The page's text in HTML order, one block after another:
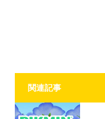
関連記事